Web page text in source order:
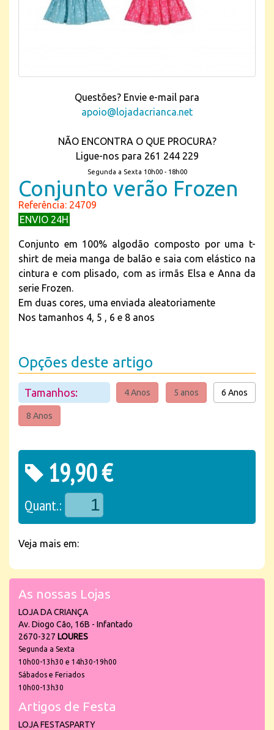
Questões? Envie e-mail para
apoio@lojadacrianca.net
NÃO ENCONTRA O QUE PROCURA?
Ligue-nos para 261 244 229
Segunda a Sexta 10h00 - 18h00
Conjunto verão Frozen
Referência: 24709
ENVIO 24H
Conjunto em 100% algodão composto por uma t-
shirt de meia manga de balão e saia com elástico na
cintura e com plisado, com as irmãs Elsa e Anna da
serie Frozen.
Em duas cores, uma enviada aleatoriamente
Nos tamanhos 4, 5 , 6 e 8 anos
Opções deste artigo
Tamanhos: 4 Anos 5 anos 6 Anos
8 Anos
19,90 €
Quant.:
Veja mais em:
As nossas Lojas
LOJA DA CRIANÇA
Av. Diogo Cão, 16B - Infantado
2670-327 LOURES
Segunda a Sexta
10h00-13h30 e 14h30-19h00
Sábados e Feriados
10h00-13h30
Artigos de Festa
LOJA FESTASPARTY